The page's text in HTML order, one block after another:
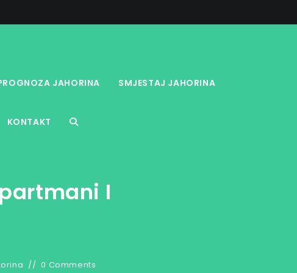
JAHORINA SMJESTAJ JAHORINA
KONTAKT TOGGLE
SEARCH I
0 Comments